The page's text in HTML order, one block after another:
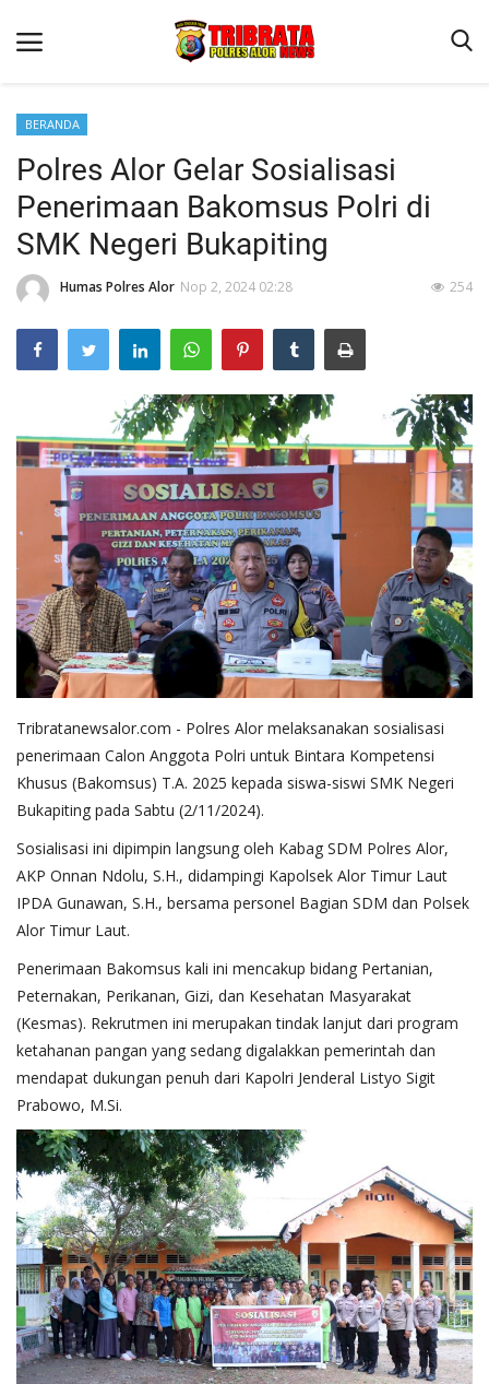
Beranda
Terms & Conditions
Reskrim
Binkam
Lantas
Giat Ops
Polisi Kita
BERANDA
Polres Alor Gelar Sosialisasi
Penerimaan Bakomsus Polri di
SMK Negeri Bukapiting
Humas Polres Alor Nop 2, 2024 02:28 254
Tribratanewsalor.com - Polres Alor melaksanakan sosialisasi
penerimaan Calon Anggota Polri untuk Bintara Kompetensi
Khusus (Bakomsus) T.A. 2025 kepada siswa-siswi SMK Negeri
Bukapiting pada Sabtu (2/11/2024).
Sosialisasi ini dipimpin langsung oleh Kabag SDM Polres Alor,
AKP Onnan Ndolu, S.H., didampingi Kapolsek Alor Timur Laut
IPDA Gunawan, S.H., bersama personel Bagian SDM dan Polsek
Alor Timur Laut.
Penerimaan Bakomsus kali ini mencakup bidang Pertanian,
Peternakan, Perikanan, Gizi, dan Kesehatan Masyarakat
(Kesmas). Rekrutmen ini merupakan tindak lanjut dari program
ketahanan pangan yang sedang digalakkan pemerintah dan
mendapat dukungan penuh dari Kapolri Jenderal Listyo Sigit
Prabowo, M.Si.